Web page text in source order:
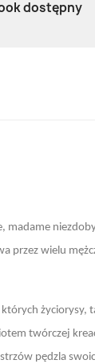
dostępny
madame
przez wielu
życiorysy,
twórczej
pędzla